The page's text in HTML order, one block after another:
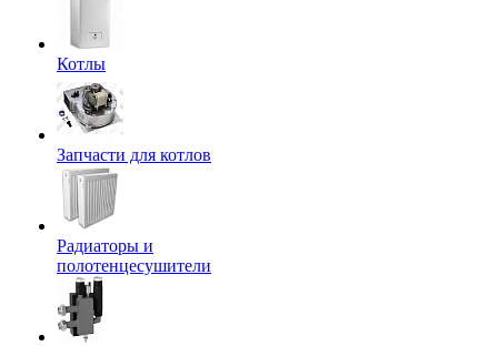
Котлы
Запчасти для котлов
Радиаторы и
полотенцесушители